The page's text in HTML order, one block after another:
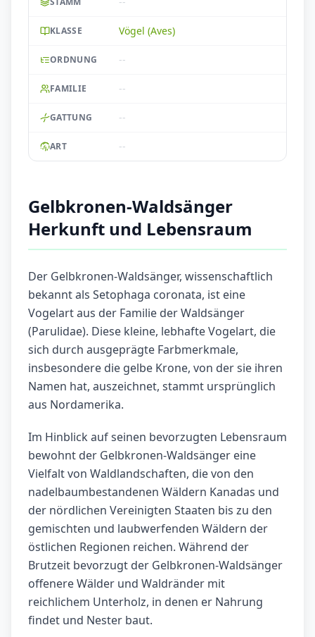
KLASSE Vögel (Aves)
ORDNUNG --
FAMILIE --
GATTUNG --
ART --
Gelbkronen-Waldsänger
Herkunft und Lebensraum
Der Gelbkronen-Waldsänger, wissenschaftlich
bekannt als Setophaga coronata, ist eine
Vogelart aus der Familie der Waldsänger
(Parulidae). Diese kleine, lebhafte Vogelart, die
sich durch ausgeprägte Farbmerkmale,
insbesondere die gelbe Krone, von der sie ihren
Namen hat, auszeichnet, stammt ursprünglich
aus Nordamerika.
Im Hinblick auf seinen bevorzugten Lebensraum
bewohnt der Gelbkronen-Waldsänger eine
Vielfalt von Waldlandschaften, die von den
nadelbaumbestandenen Wäldern Kanadas und
der nördlichen Vereinigten Staaten bis zu den
gemischten und laubwerfenden Wäldern der
östlichen Regionen reichen. Während der
Brutzeit bevorzugt der Gelbkronen-Waldsänger
offenere Wälder und Waldränder mit
reichlichem Unterholz, in denen er Nahrung
findet und Nester baut.